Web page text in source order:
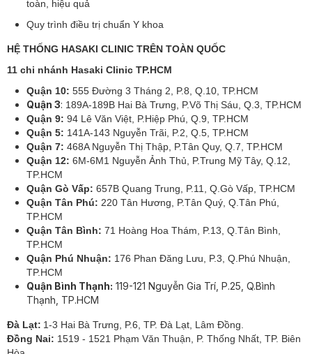
toàn, hiệu quả
Quy trình điều trị chuẩn Y khoa
HỆ THỐNG HASAKI CLINIC TRÊN TOÀN QUỐC
11 chi nhánh Hasaki Clinic TP.HCM
Quận 10: 555 Đường 3 Tháng 2, P.8, Q.10, TP.HCM
Quận 3: 189A-189B Hai Bà Trưng, P.Võ Thị Sáu, Q.3, TP.HCM
Quận 9: 94 Lê Văn Việt, P.Hiệp Phú, Q.9, TP.HCM
Quận 5: 141A-143 Nguyễn Trãi, P.2, Q.5, TP.HCM
Quận 7: 468A Nguyễn Thị Thập, P.Tân Quy, Q.7, TP.HCM
Quận 12: 6M-6M1 Nguyễn Ảnh Thủ, P.Trung Mỹ Tây, Q.12,
TP.HCM
Quận Gò Vấp: 657B Quang Trung, P.11, Q.Gò Vấp, TP.HCM
Quận Tân Phú: 220 Tân Hương, P.Tân Quý, Q.Tân Phú,
TP.HCM
Quận Tân Bình: 71 Hoàng Hoa Thám, P.13, Q.Tân Bình,
TP.HCM
Quận Phú Nhuận: 176 Phan Đăng Lưu, P.3, Q.Phú Nhuận,
TP.HCM
Quận Bình Thạnh: 119-121 Nguyễn Gia Trí, P.25, Q.Bình
Thạnh, TP.HCM
Đà Lạt: 1-3 Hai Bà Trưng, P.6, TP. Đà Lạt, Lâm Đồng.
Đồng Nai: 1519 - 1521 Phạm Văn Thuận, P. Thống Nhất, TP. Biên